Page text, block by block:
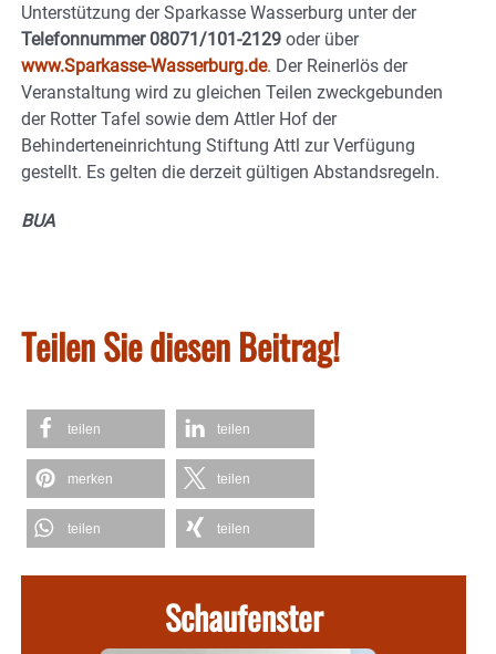
Unterstützung der Sparkasse Wasserburg unter der
Telefonnummer 08071/101-2129 oder über
www.Sparkasse-Wasserburg.de. Der Reinerlös der
Veranstaltung wird zu gleichen Teilen zweckgebunden
der Rotter Tafel sowie dem Attler Hof der
Behinderteneinrichtung Stiftung Attl zur Verfügung
gestellt. Es gelten die derzeit gültigen Abstandsregeln.
BUA
Teilen Sie diesen Beitrag!
teilen teilen
merken teilen
teilen teilen
Schaufenster